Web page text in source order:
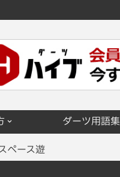
ダーツ用語集
ペース遊